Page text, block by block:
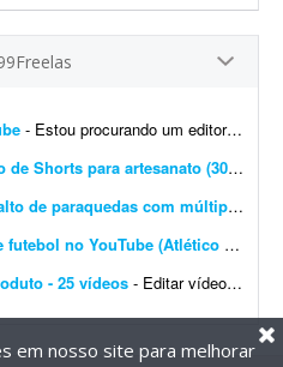
- Estou procurando um editor de vídeo para editar vídeos longos para YouTube. A edição não precisa ser muito sofisticada. Procuro algo simples, dinâmico e ag...
Criação de conteúdo e edição de Shorts para artesanato (30 vídeos/mês)
Edição cinematográfica de salto de paraquedas com múltiplas câmeras
Editor iniciante para canal de futebol no YouTube (Atlético Mineiro)
- 25 vídeos - Editar vídeos para o meu infoproduto/curso online. Deve saber manusear os principais editores de vídeo. - Produção e edição de 25 vídeos. - Experi&...
em nosso site para melhorar